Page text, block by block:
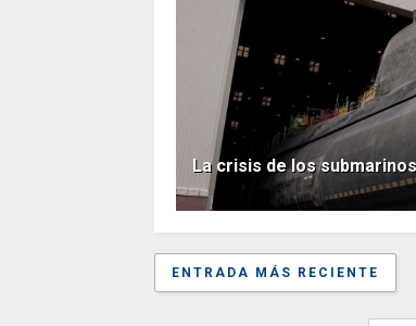
La crisis de los
ENTRADA MÁS RECIENTE